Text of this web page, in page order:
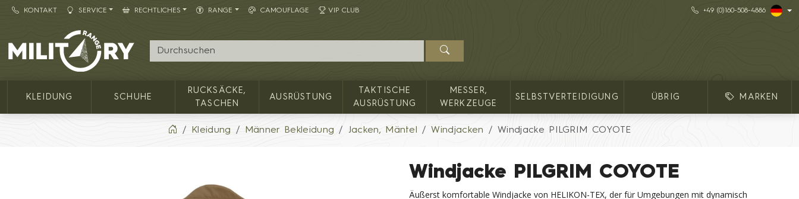
KONTAKT SERVICE RECHTLICHES RANGE CAMOUFLAGE VIP CLUB +49 (0)160-508-4886
Army shop MILITARY RANGE
KLEIDUNG SCHUHE
RUCKSÄCKE,
TASCHEN
AUSRÜSTUNG
TAKTISCHE
AUSRÜSTUNG
MESSER,
WERKZEUGE
SELBSTVERTEIDIGUNG ÜBRIG MARKEN
Kleidung Männer Bekleidung Jacken, Mäntel Windjacken Windjacke PILGRIM COYOTE
Windjacke PILGRIM COYOTE
Äußerst komfortable Windjacke von HELIKON-TEX, der für Umgebungen mit dynamisch